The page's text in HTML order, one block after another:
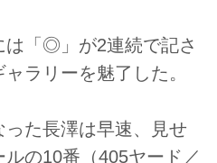
は「◎」が2連続で記さ
ラリーを魅了した。
た長澤は早速、見せ
の10番（405ヤード／